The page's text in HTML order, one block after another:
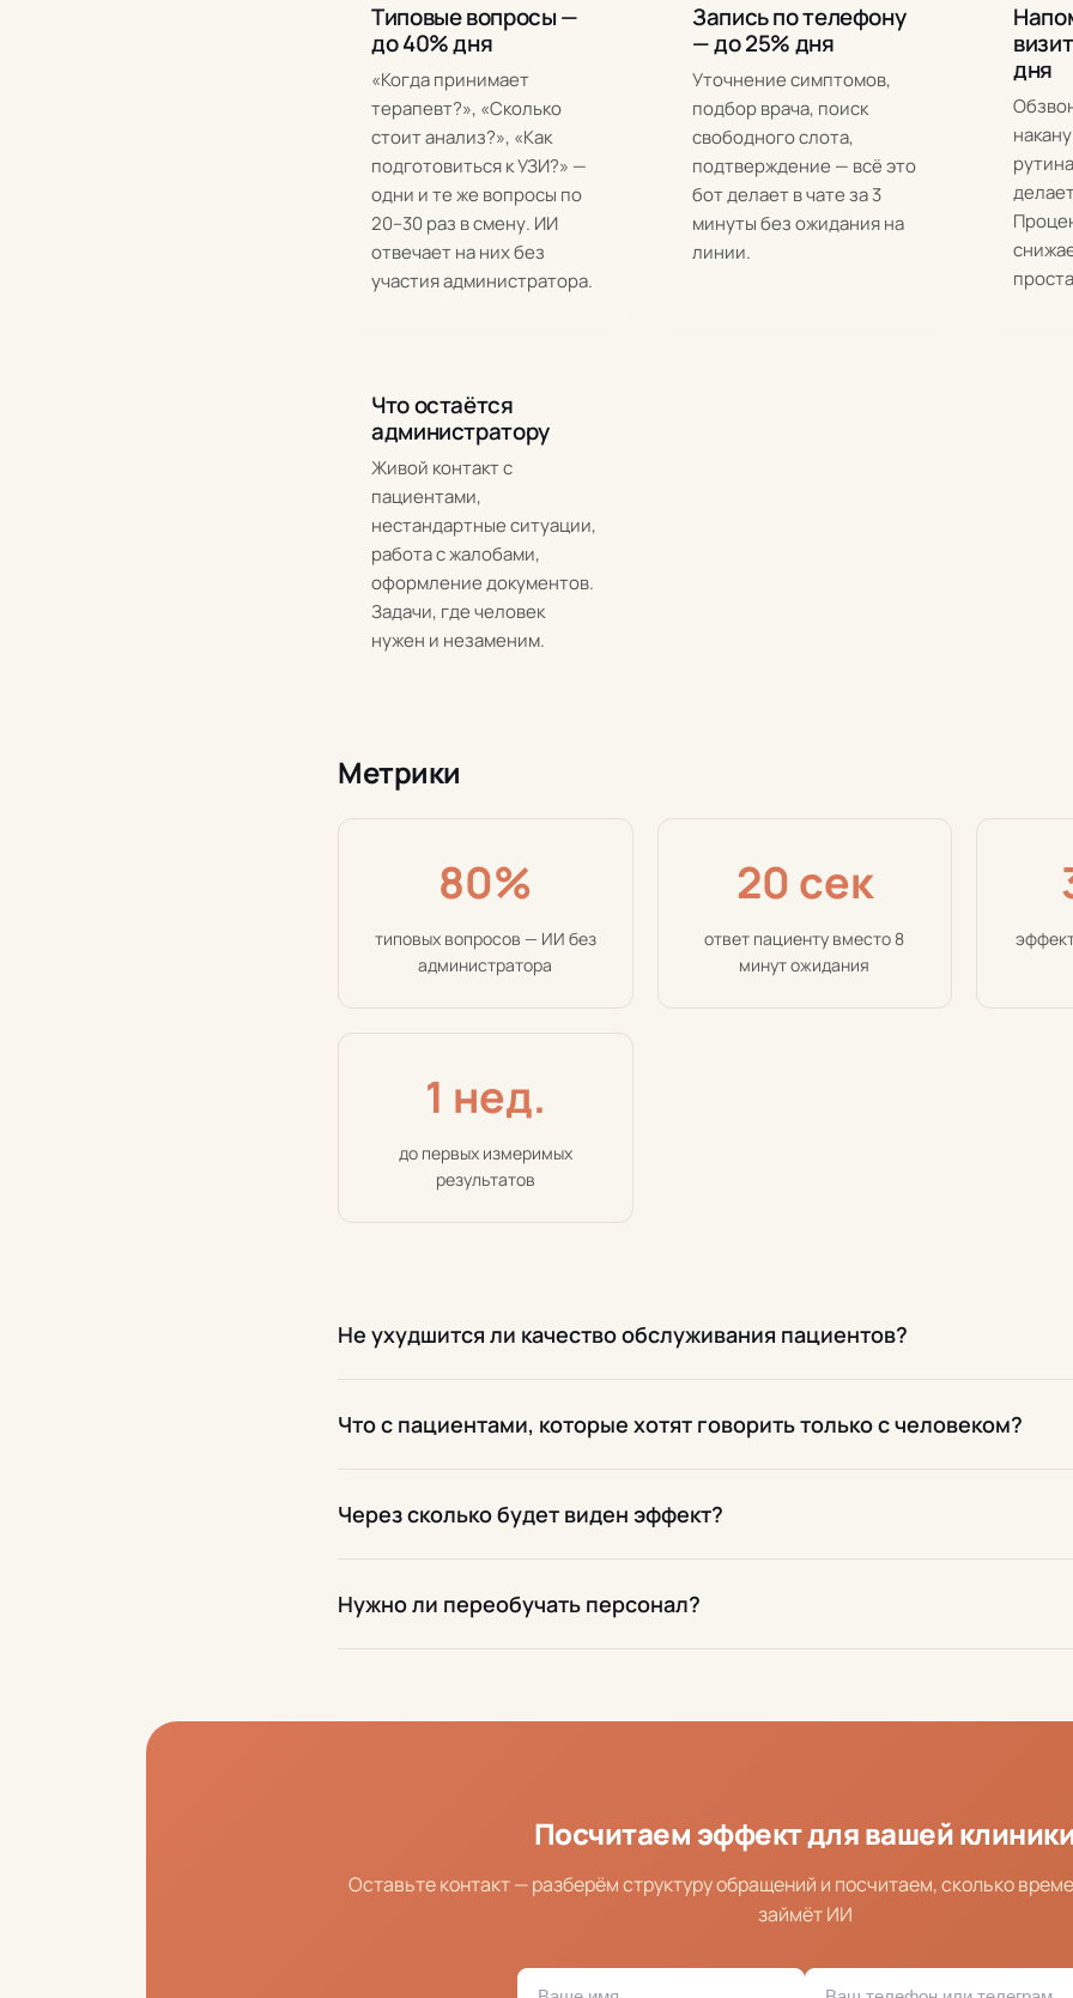
Типовые вопросы —
до 40% дня
«Когда принимает
терапевт?», «Сколько
стоит анализ?», «Как
подготовиться к УЗИ?» —
одни и те же вопросы по
20–30 раз в смену. ИИ
отвечает на них без
участия администратора.
Запись по телефону
— до 25% дня
Уточнение симптомов,
подбор врача, поиск
свободного слота,
подтверждение — всё это
бот делает в чате за 3
минуты без ожидания на
линии.
дня
Что остаётся
администратору
Живой контакт с
пациентами,
нестандартные ситуации,
работа с жалобами,
оформление документов.
Задачи, где человек
нужен и незаменим.
Метрики
80%
типовых вопросов — ИИ без
администратора
20 сек
ответ пациенту вместо 8
минут ожидания
1 нед.
до первых измеримых
результатов
Не ухудшится ли качество обслуживания пациентов?
Что с пациентами, которые хотят говорить только с человеком?
Через сколько будет виден эффект?
Нужно ли переобучать персонал?
Посчитаем эффект для вашей
Оставьте контакт — разберём структуру обращений и посчитаем, сколько
займёт ИИ